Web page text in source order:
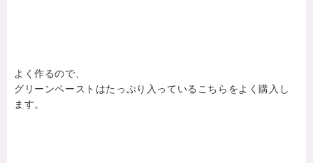
よく作るので、
グリーンペーストはたっぷり入っているこちらをよく購入し
ます。